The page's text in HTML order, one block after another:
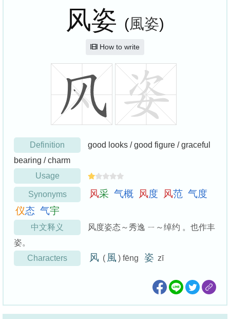
风姿 (風姿)
How to write
Definition
good looks / good figure / graceful
bearing / charm
Usage
Synonyms 风采 气概 风度 风范 气度
仪态 气宇
中文释义
风度姿态～秀逸 ㄧ～绰约 。也作丰
姿。
Characters
风 ( 風 ) fēng 姿 zī